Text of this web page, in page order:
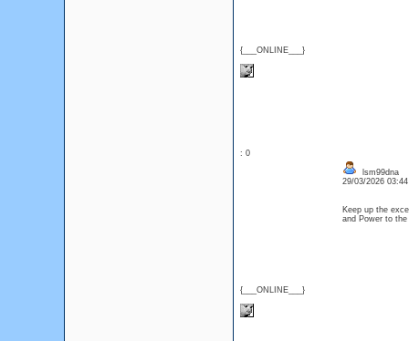
{___ONLINE___}
: 0
{___ONLINE___}
lsm99dna
29/03/2026
Keep up the
and Power to